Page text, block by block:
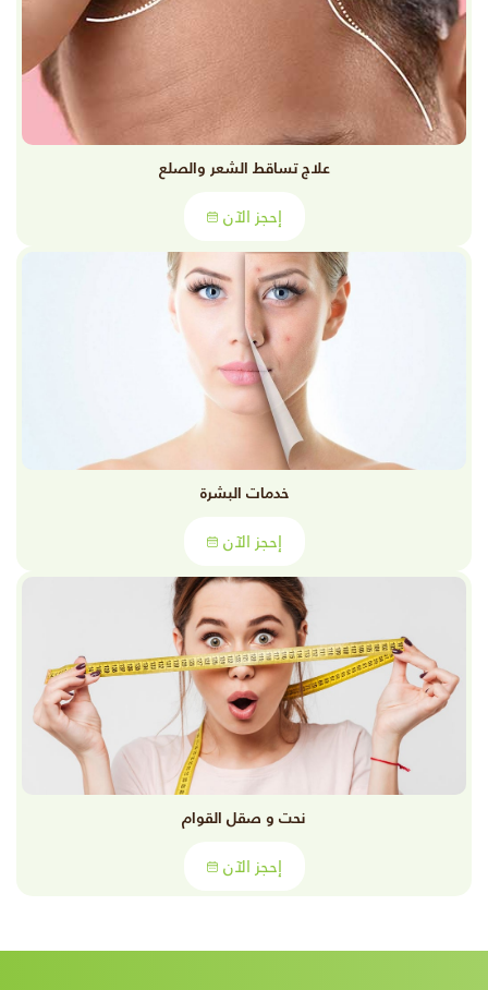
علاج تساقط الشعر والصلع
إحجز الآن
خدمات البشرة
إحجز الآن
نحت و صقل القوام
إحجز الآن